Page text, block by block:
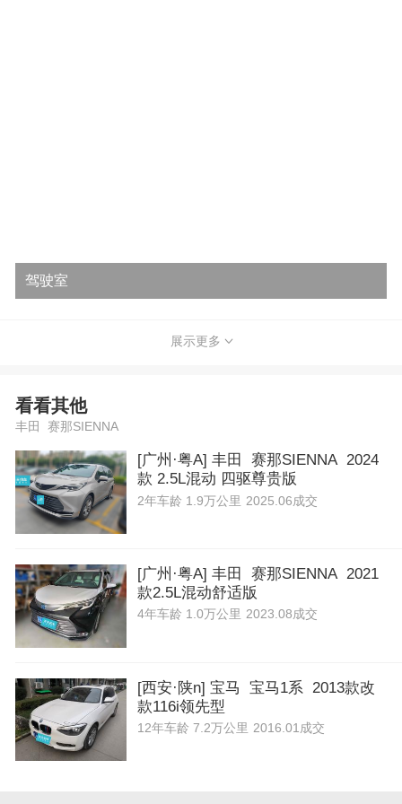
驾驶室
展示更多
看看其他
丰田 赛那SIENNA
[广州·粤A] 丰田 赛那SIENNA 2024
款 2.5L混动 四驱尊贵版
2年车龄 1.9万公里 2025.06成交
[广州·粤A] 丰田 赛那SIENNA 2021
款2.5L混动舒适版
4年车龄 1.0万公里 2023.08成交
[西安·陕n] 宝马 宝马1系 2013款改
款116i领先型
12年车龄 7.2万公里 2016.01成交